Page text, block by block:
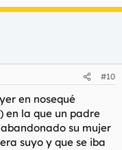
#10
en nosequé
en la que un padre
su mujer
suyo y que se iba